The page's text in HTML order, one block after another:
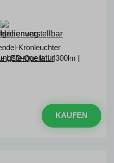
Kronleuchter
LED-Quelle | 4300lm |
KAUFEN